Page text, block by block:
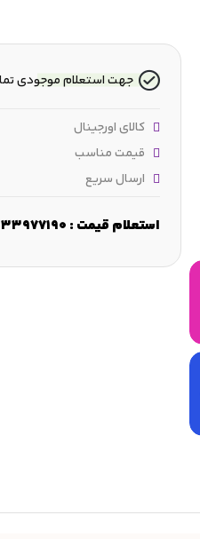
مقطع شعاعی :
جهت استعلام موجودی
کالای اورجینال
قیمت مناسب
ارسال سریع
استعلام قیمت : 33977190-021